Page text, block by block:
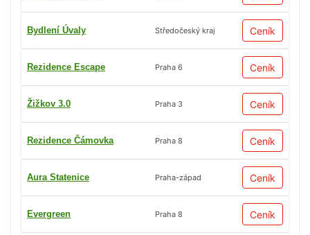
Bydlení Úvaly Středočeský kraj Ceník
Rezidence Escape Praha 6 Ceník
Žižkov 3.0 Praha 3 Ceník
Rezidence Čámovka Praha 8 Ceník
Aura Statenice Praha-západ Ceník
Evergreen Praha 8 Ceník